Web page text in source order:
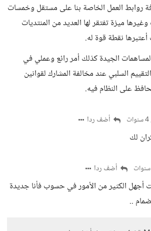
روابط العمل الخاصة بنا على مستقل وخمسات
ميزة تفتقر لها العديد من المنتديات
نقطة قوة له.
الجيدة كذلك أمر رائع وعملي في
السلبي عند مخالفة المشارك لقوانين
على النظام فيه.
أضف ردا
لك
أضف ردا
أجهل الكثير من الأمور في حسوب فأنا جديدة
..